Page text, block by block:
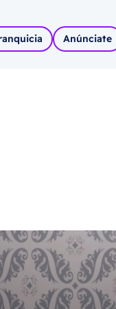
invertir
con
tu Marca
Anúnciate